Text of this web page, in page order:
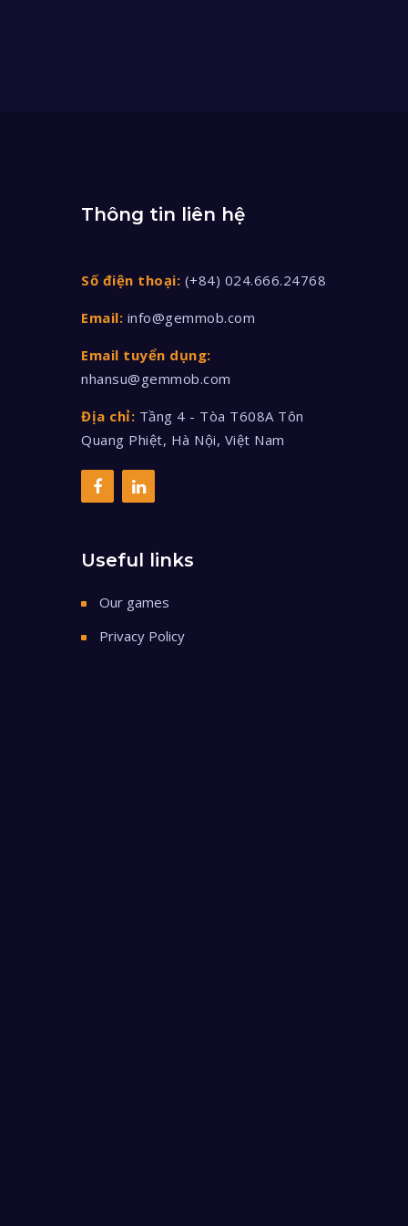
Thông tin liên hệ
Số điện thoại: (+84) 024.666.24768
Email: info@gemmob.com
Email tuyển dụng:
nhansu@gemmob.com
Địa chỉ: Tầng 4 - Tòa T608A Tôn
Quang Phiệt, Hà Nội, Việt Nam
Useful links
Our games
Privacy Policy